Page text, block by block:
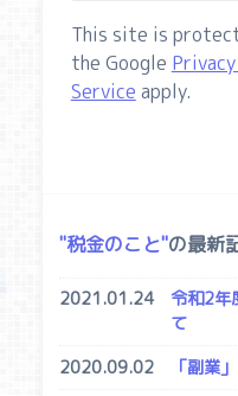
This site is
the Google
Service apply.
税金のこと の最新
2021.01.24
令和2年
て
2020.09.02
「副業